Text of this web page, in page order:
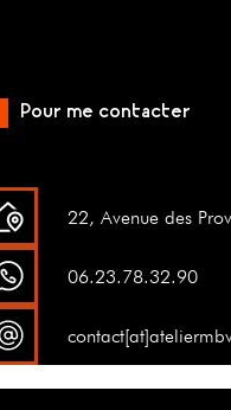
Pour me contacter
22, Avenue des
06.23.78.32.90